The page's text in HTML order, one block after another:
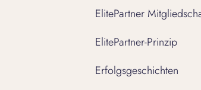
ElitePartner
ElitePartner-Prinzip
Erfolgsgeschichten